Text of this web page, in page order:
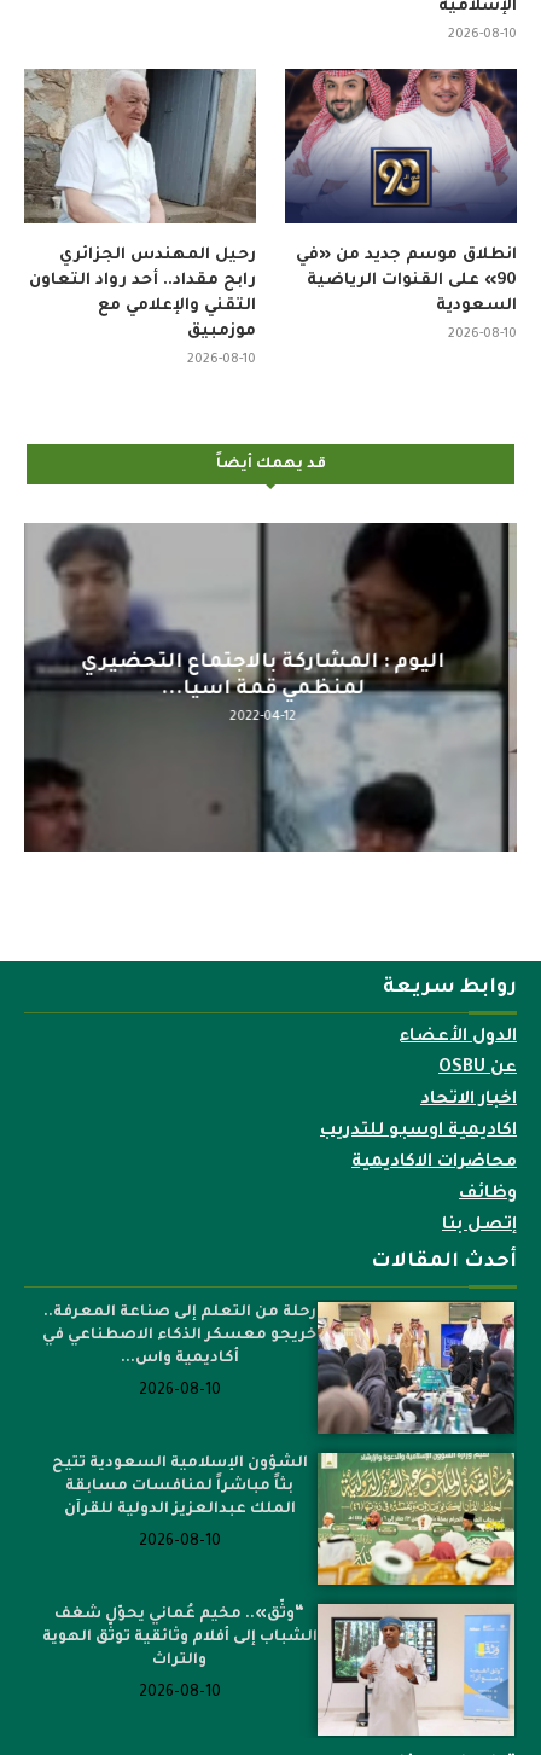
الإسلامية
2026-08-10
رحيل المهندس الجزائري
رابح مقداد.. أحد رواد التعاون
التقني والإعلامي مع
موزمبيق
2026-08-10
انطلاق موسم جديد من «في
90» على القنوات الرياضية
السعودية
2026-08-10
قد يهمك أيضاً
اليوم : المشاركة بالاجتماع التحضيري
لمنظمي قمة اسيا...
2022-04-12
روابط سريعة
الدول الأعضاء
عن OSBU
اخبار الاتحاد
اكاديمية اوسبو للتدريب
محاضرات الاكاديمية
وظائف
إتصل بنا
أحدث المقالات
رحلة من التعلم إلى صناعة المعرفة..
خريجو معسكر الذكاء الاصطناعي في
أكاديمية واس...
2026-08-10
الشؤون الإسلامية السعودية تتيح
بثاً مباشراً لمنافسات مسابقة
الملك عبدالعزيز الدولية للقرآن
2026-08-10
“وثّق».. مخيم عُماني يحوّل شغف
الشباب إلى أفلام وثائقية توثّق الهوية
والتراث
2026-08-10